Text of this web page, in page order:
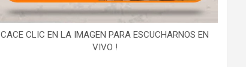
CACE CLIC EN LA IMAGEN PARA ESCUCHARNOS EN
VIVO !